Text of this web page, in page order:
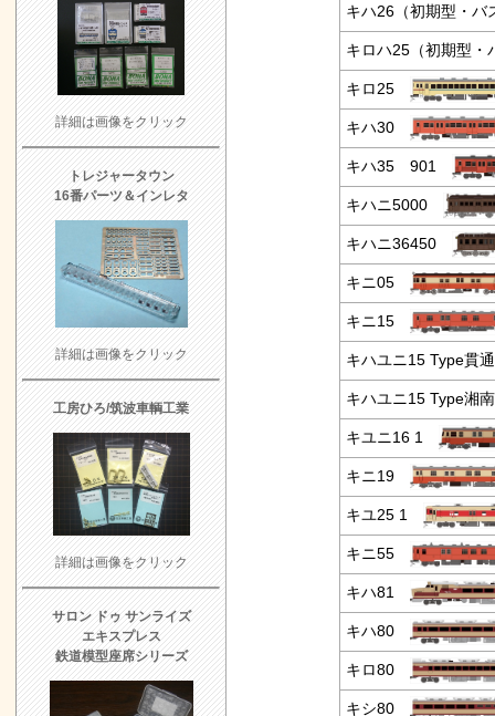
キハ26（初期型・バ
キロハ25（初期型・
キロ25
キハ30
キハ35 901
キハニ5000
キハニ36450
キニ05
キニ15
キハユニ15 Type
キハユニ15 Type
キユニ16 1
キニ19
キユ25 1
キニ55
キハ81
キハ80
キロ80
キシ80
詳細は画像をクリック
トレジャータウン
16番パーツ＆インレタ
詳細は画像をクリック
工房ひろ/筑波車輌工業
詳細は画像をクリック
サロン ドゥ サンライズ
エキスプレス
鉄道模型座席シリーズ